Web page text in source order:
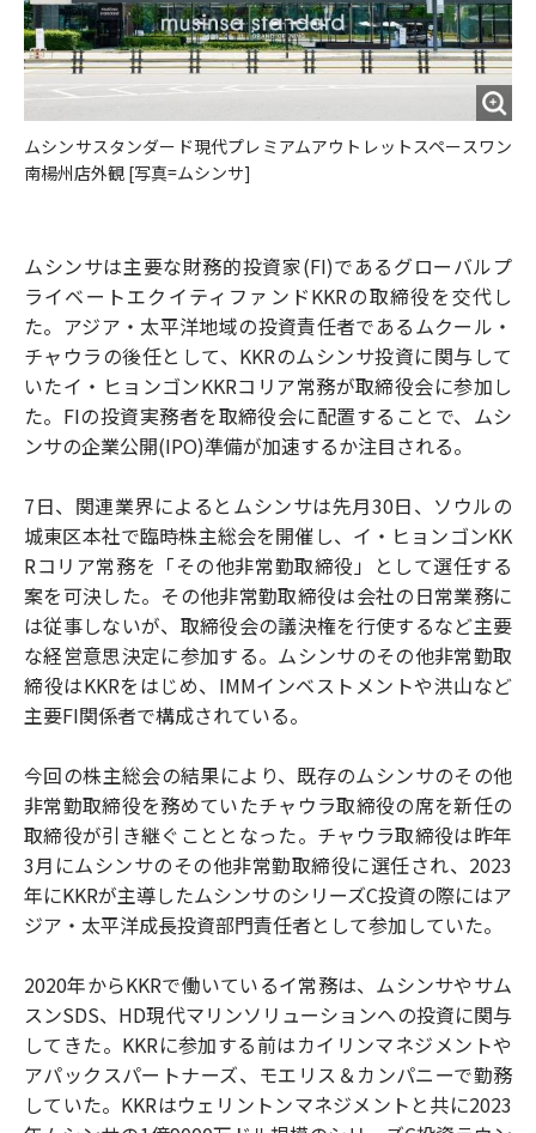
ムシンサスタンダード現代プレミアムアウトレットスペースワン
南楊州店外観 [写真=ムシンサ]
ムシンサは主要な財務的投資家(FI)であるグローバルプ
ライベートエクイティファンドKKRの取締役を交代し
た。アジア・太平洋地域の投資責任者であるムクール・
チャウラの後任として、KKRのムシンサ投資に関与して
いたイ・ヒョンゴンKKRコリア常務が取締役会に参加し
た。FIの投資実務者を取締役会に配置することで、ムシ
ンサの企業公開(IPO)準備が加速するか注目される。
7日、関連業界によるとムシンサは先月30日、ソウルの
城東区本社で臨時株主総会を開催し、イ・ヒョンゴンKK
Rコリア常務を「その他非常勤取締役」として選任する
案を可決した。その他非常勤取締役は会社の日常業務に
は従事しないが、取締役会の議決権を行使するなど主要
な経営意思決定に参加する。ムシンサのその他非常勤取
締役はKKRをはじめ、IMMインベストメントや洪山など
主要FI関係者で構成されている。
今回の株主総会の結果により、既存のムシンサのその他
非常勤取締役を務めていたチャウラ取締役の席を新任の
取締役が引き継ぐこととなった。チャウラ取締役は昨年
3月にムシンサのその他非常勤取締役に選任され、2023
年にKKRが主導したムシンサのシリーズC投資の際にはア
ジア・太平洋成長投資部門責任者として参加していた。
2020年からKKRで働いているイ常務は、ムシンサやサム
スンSDS、HD現代マリンソリューションへの投資に関与
してきた。KKRに参加する前はカイリンマネジメントや
アパックスパートナーズ、モエリス＆カンパニーで勤務
していた。KKRはウェリントンマネジメントと共に2023